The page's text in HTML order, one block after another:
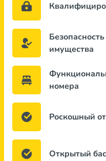
имущества
номера
Роскошный
Открытый